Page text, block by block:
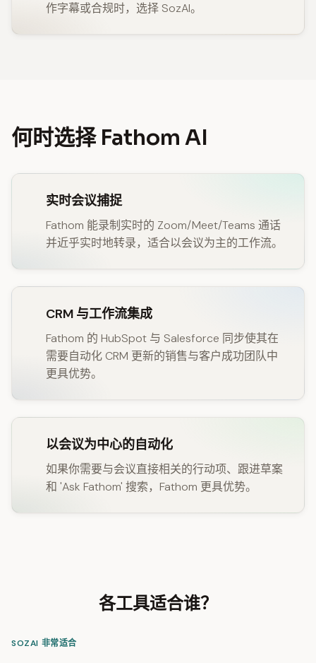
作字幕或合规时，选择 SozAI。
何时选择 Fathom AI
实时会议捕捉
Fathom 能录制实时的 Zoom/Meet/Teams 通话
并近乎实时地转录，适合以会议为主的工作流。
CRM 与工作流集成
Fathom 的 HubSpot 与 Salesforce 同步使其在
需要自动化 CRM 更新的销售与客户成功团队中
更具优势。
以会议为中心的自动化
如果你需要与会议直接相关的行动项、跟进草案
和 'Ask Fathom' 搜索，Fathom 更具优势。
各工具适合谁？
SOZAI 非常适合